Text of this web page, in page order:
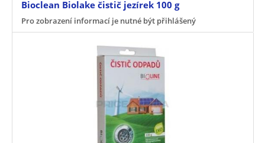
Bioclean Biolake čistič jezírek 100 g
Pro zobrazení informací je nutné být přihlášený